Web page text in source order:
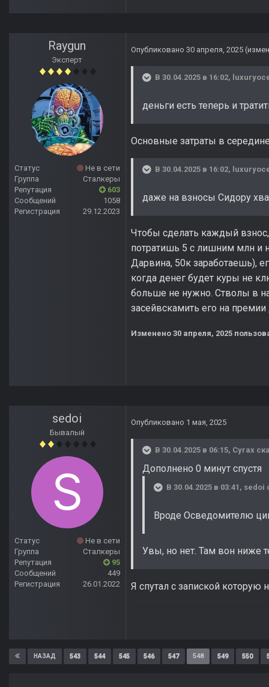
Raygun
Эксперт
Статус
Не в сети
Группа
Сталкеры
Репутация
603
Сообщений
1058
Регистрация
29.12.2023
Опубликовано 30 апреля, 2025
В 30.04.2025 в 16:02,
деньги есть теперь и
Основные затраты в
В 30.04.2025 в 16:02,
даже на взносы Сидору
Чтобы сделать каждый
потратишь 5 с лишним млн и
Дарвина, 50к заработаешь),
когда денег будет куры не
больше не нужно. Стволы в
засейвскамить его на
Изменено 30 апреля, 2025
sedoi
Бывалый
Статус
Не в сети
Группа
Сталкеры
Репутация
95
Сообщений
449
Регистрация
26.01.2022
Опубликовано 1 мая, 2025
В 30.04.2025 в 06:15, Cyrax
Дополнено 0 минут спустя
В 30.04.2025 в 03:41, sedoi
Вроде Осведомителю
Увы, но нет. Там вон ниже
Я спутал с запиской
НАЗАД 543 544 545 546 547 548 549 550